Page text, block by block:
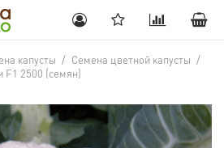
капусты / Семена цветной капусты /
F1 2500 (семян)